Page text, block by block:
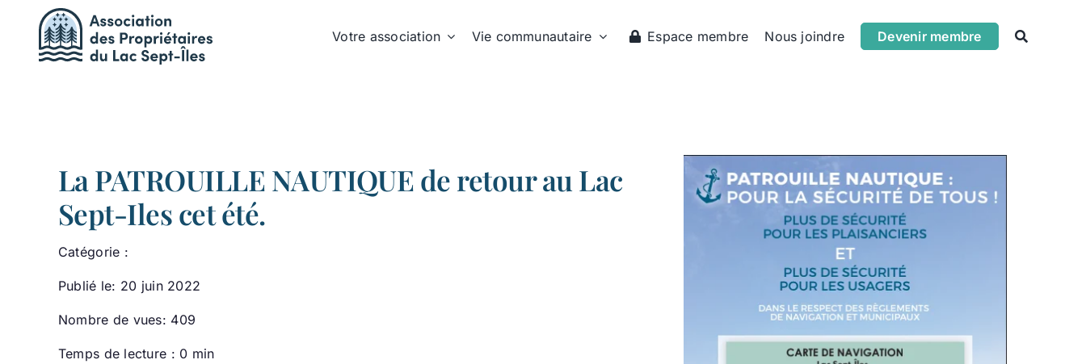
Passer
contenu
Votre association Vie communautaire Espace membre Nous joindre Devenir membre
La PATROUILLE NAUTIQUE de retour au Lac
Sept-Iles cet été.
Catégorie :
Publié le: 20 juin 2022
Nombre de vues: 409
Temps de lecture : 0 min